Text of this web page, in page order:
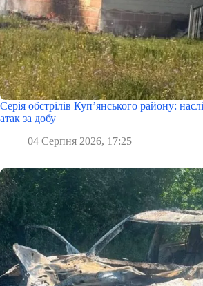
Серія обстрілів Куп’янського району:
атак за добу
04 Серпня 2026, 17:25